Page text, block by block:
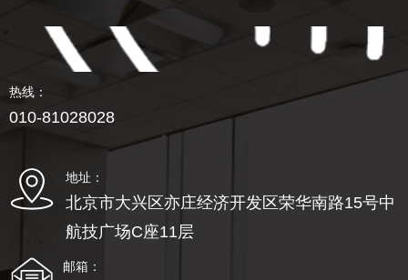
热线：
010-81028028
地址：
北京市大兴区亦庄经济开发区荣华南路15号中
航技广场C座11层
邮箱：